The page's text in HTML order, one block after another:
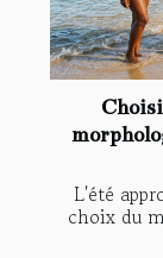
L'été
choix du